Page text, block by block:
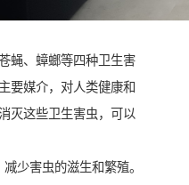
蝇、蟑螂等四种卫生害
要媒介，对人类健康和
灭这些卫生害虫，可以
少害虫的滋生和繁殖。